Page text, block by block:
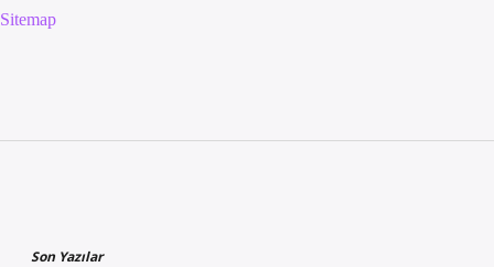
Sitemap
Son Yazılar